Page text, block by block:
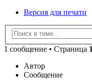
Версия для печати
1 сообщение • Страница 1
Автор
Сообщение